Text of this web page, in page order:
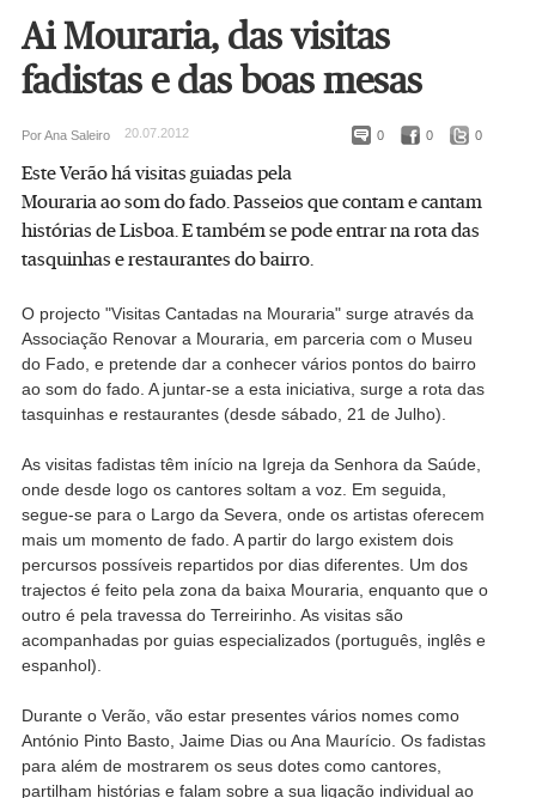
Ai Mouraria, das visitas
fadistas e das boas mesas
0 0 0
Por Ana Saleiro 20.07.2012
Este Verão há visitas guiadas pela
Mouraria ao som do fado. Passeios que contam e cantam
histórias de Lisboa. E também se pode entrar na rota das
tasquinhas e restaurantes do bairro.
O projecto "Visitas Cantadas na Mouraria" surge através da
Associação Renovar a Mouraria, em parceria com o Museu
do Fado, e pretende dar a conhecer vários pontos do bairro
ao som do fado. A juntar-se a esta iniciativa, surge a rota das
tasquinhas e restaurantes (desde sábado, 21 de Julho).
As visitas fadistas têm início na Igreja da Senhora da Saúde,
onde desde logo os cantores soltam a voz. Em seguida,
segue-se para o Largo da Severa, onde os artistas oferecem
mais um momento de fado. A partir do largo existem dois
percursos possíveis repartidos por dias diferentes. Um dos
trajectos é feito pela zona da baixa Mouraria, enquanto que o
outro é pela travessa do Terreirinho. As visitas são
acompanhadas por guias especializados (português, inglês e
espanhol).
Durante o Verão, vão estar presentes vários nomes como
António Pinto Basto, Jaime Dias ou Ana Maurício. Os fadistas
para além de mostrarem os seus dotes como cantores,
partilham histórias e falam sobre a sua ligação individual ao